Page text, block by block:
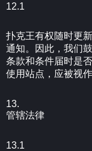
12.1
扑克王有权随时更
通知。因此，我们
条款和条件届时是
使用站点，应被视
13.
管辖法律
13.1